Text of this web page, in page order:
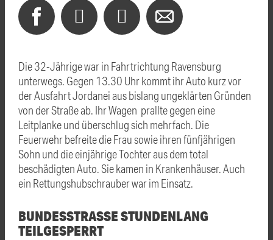
Die 32-Jährige war in Fahrtrichtung Ravensburg
unterwegs. Gegen 13.30 Uhr kommt ihr Auto kurz vor
der Ausfahrt Jordanei aus bislang ungeklärten Gründen
von der Straße ab. Ihr Wagen prallte gegen eine
Leitplanke und überschlug sich mehrfach. Die
Feuerwehr befreite die Frau sowie ihren fünfjährigen
Sohn und die einjährige Tochter aus dem total
beschädigten Auto. Sie kamen in Krankenhäuser. Auch
ein Rettungshubschrauber war im Einsatz.
BUNDESSTRASSE STUNDENLANG T
EILGESPERRT